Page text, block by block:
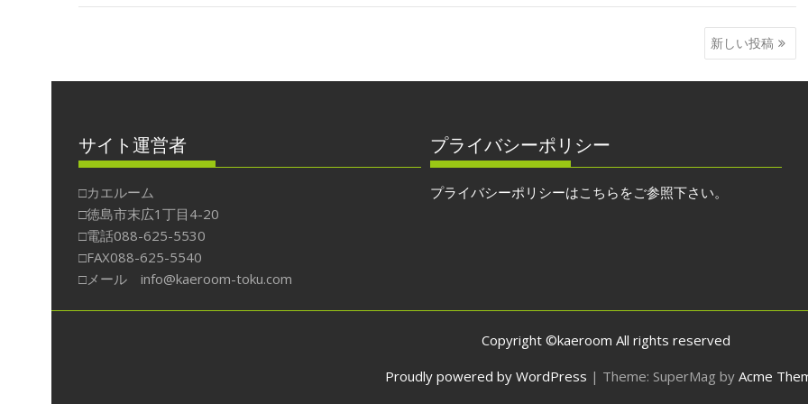
o
k
st a
ナ
ゲ
ー
ョ
ン
新しい投稿
サイト運営者
□カエルーム
□徳島市末広1丁目4-20
□電話088-625-5530
□FAX088-625-5540
□メール info@kaeroom-toku.com
プライバシーポリシー
プライバシーポリシーはこちらをご参照下さい。
Copyright ©kaeroom All rights reserved
Proudly powered by WordPress | Theme: SuperMag by Acme